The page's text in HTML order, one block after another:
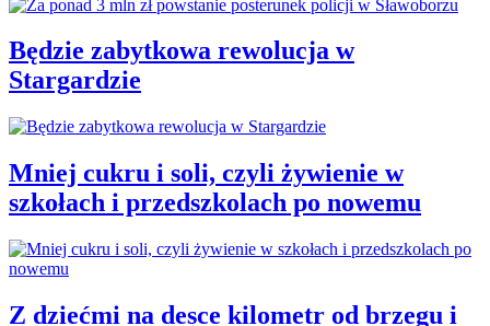
Będzie zabytkowa rewolucja w
Stargardzie
Mniej cukru i soli, czyli żywienie w
szkołach i przedszkolach po nowemu
Z dziećmi na desce kilometr od brzegu i